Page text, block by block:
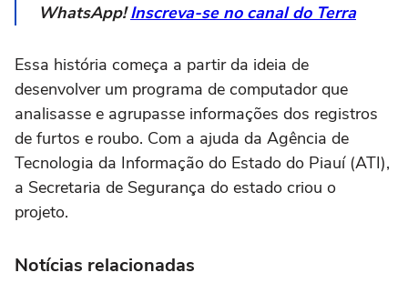
WhatsApp!Inscreva-se no canal do Terra
Essa história começa a partir da ideia de
desenvolver um programa de computador que
analisasse e agrupasse informações dos registros
de furtos e roubo. Com a ajuda da Agência de
Tecnologia da Informação do Estado do Piauí (ATI),
a Secretaria de Segurança do estado criou o
projeto.
Notícias relacionadas